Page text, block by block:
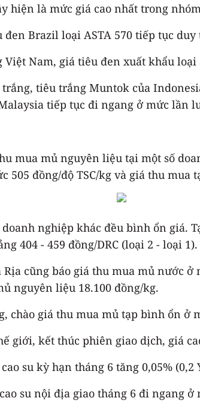
hiện là mức giá cao nhất trong
Brazil loại ASTA 570 tiếp tục
Nam, giá tiêu đen xuất khẩu loại
tiêu trắng Muntok của
tiếp tục đi ngang ở mức lần
mua mủ nguyên liệu tại một số
505 đồng/độ TSC/kg và giá thu mua
nghiệp khác đều bình ổn giá.
404 - 459 đồng/DRC (loại 2 - loại 1).
Rịa cũng báo giá thu mua mủ nước
nguyên liệu 18.100 đồng/kg.
chào giá thu mua mủ tạp bình ổn ở
giới, kết thúc phiên giao dịch, giá
su kỳ hạn tháng 6 tăng 0,05% (0,2
su nội địa giao tháng 6 đi ngang ở